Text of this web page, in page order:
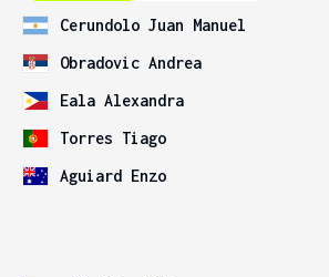
Cerundolo Juan Manuel
Obradovic Andrea
Eala Alexandra
Torres Tiago
Aguiard Enzo